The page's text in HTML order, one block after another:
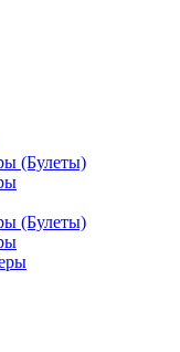
(Булеты)
(Булеты)